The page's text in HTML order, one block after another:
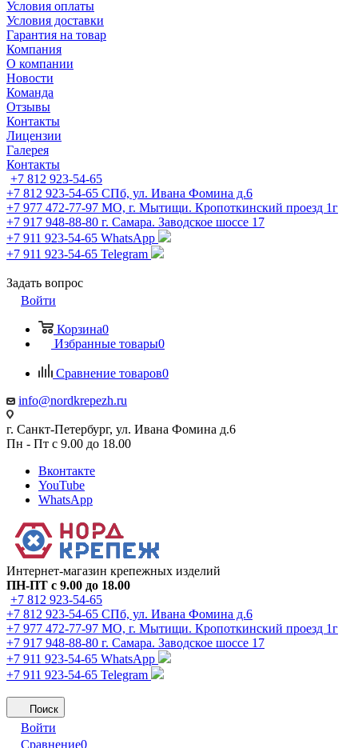
Условия оплаты
Условия доставки
Гарантия на товар
Компания
О компании
Новости
Команда
Отзывы
Контакты
Лицензии
Галерея
Контакты
+7 812 923-54-65
+7 812 923-54-65 СПб, ул. Ивана Фомина д.6
+7 977 472-77-97 МО, г. Мытищи. Кропоткинский проезд 1г
+7 917 948-88-80 г. Самара. Заводское шоссе 17
+7 911 923-54-65 WhatsApp
+7 911 923-54-65 Telegram
Задать вопрос
Войти
Корзина0
Избранные товары0
Сравнение товаров0
info@nordkrepezh.ru
г. Санкт-Петербург, ул. Ивана Фомина д.6
Пн - Пт с 9.00 до 18.00
Вконтакте
YouTube
WhatsApp
Интернет-магазин крепежных изделий
ПН-ПТ с 9.00 до 18.00
+7 812 923-54-65
+7 812 923-54-65 СПб, ул. Ивана Фомина д.6
+7 977 472-77-97 МО, г. Мытищи. Кропоткинский проезд 1г
+7 917 948-88-80 г. Самара. Заводское шоссе 17
+7 911 923-54-65 WhatsApp
+7 911 923-54-65 Telegram
Поиск
Войти
Сравнение0